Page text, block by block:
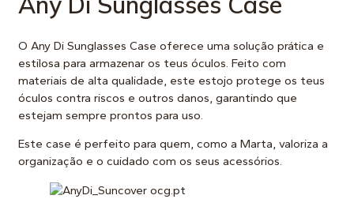
O Any Di Sunglasses Case oferece uma solução prática e
estilosa para armazenar os teus óculos. Feito com
materiais de alta qualidade, este estojo protege os teus
óculos contra riscos e outros danos, garantindo que
estejam sempre prontos para uso.
Este case é perfeito para quem, como a Marta, valoriza a
organização e o cuidado com os seus acessórios.